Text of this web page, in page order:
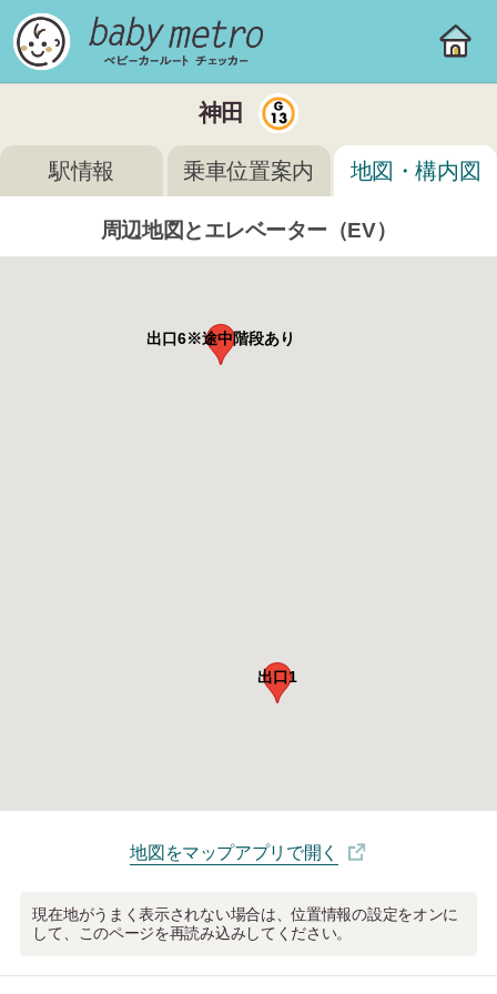
神田
駅情報 乗車位置案内 地図・構内図
周辺地図とエレベーター（EV）
出口1
出口6※途中階段あり
地図をマップアプリで開く
現在地がうまく表示されない場合は、位置情報の設定をオンに
して、このページを再読み込みしてください。